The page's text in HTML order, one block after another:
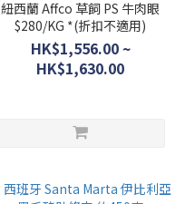
紐西蘭 Affco 草飼 PS 牛肉眼
$280/KG *(折扣不適用)
HK$1,556.00 ~
HK$1,630.00